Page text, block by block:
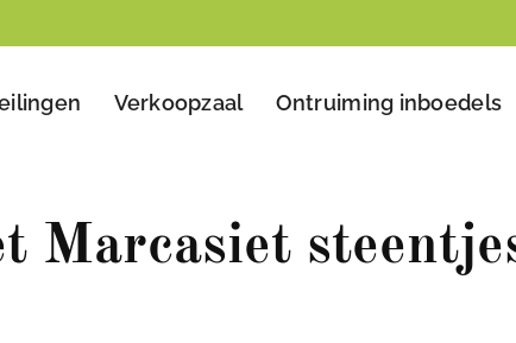
Verkoopzaal Ontruiming inboedels
Marcasiet